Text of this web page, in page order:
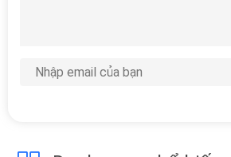
RJ45